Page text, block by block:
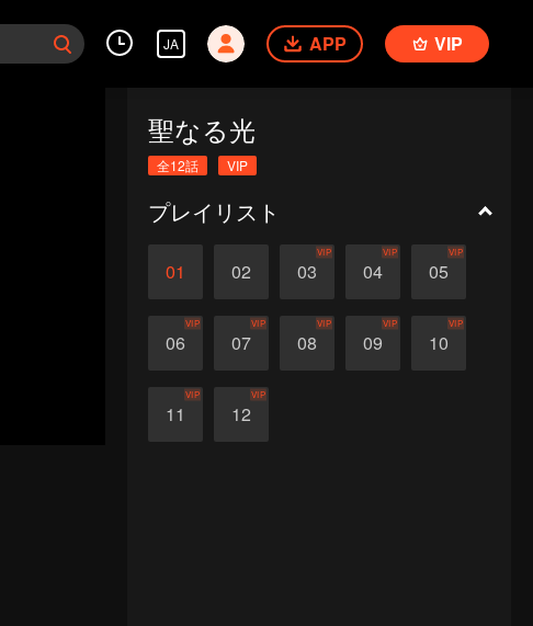
JA APP VIP
聖なる光
全12話 VIP
プレイリスト
01 02 03
VIP
04
VIP
05
VIP
06
VIP
07
VIP
08
VIP
09
VIP
10
VIP
11
VIP
12
VIP